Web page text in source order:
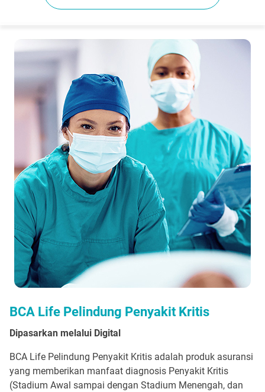
BCA Life Pelindung Penyakit Kritis
Dipasarkan melalui Digital
BCA Life Pelindung Penyakit Kritis adalah produk asuransi
yang memberikan manfaat diagnosis Penyakit Kritis
(Stadium Awal sampai dengan Stadium Menengah, dan